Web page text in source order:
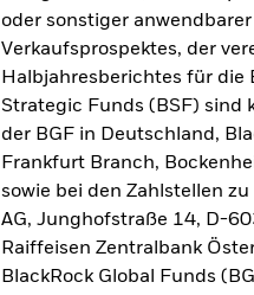
oder sonstiger
Verkaufsprospektes, der
Halbjahresberichtes für die
Strategic Funds (BSF) sind
der BGF in Deutschland,
Frankfurt Branch,
sowie bei den Zahlstellen
AG, Junghofstraße 14, D-
Raiffeisen Zentralbank
BlackRock Global Funds